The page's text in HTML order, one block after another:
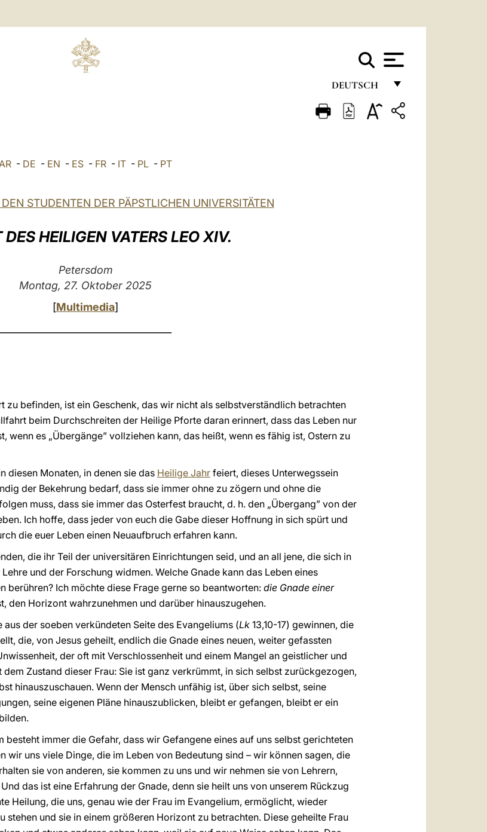
DEUTSCH
FRANÇAIS
- DE - EN - ES - FR - IT - PL - PT
STUDENTEN DER PÄPSTLICHEN UNIVERSITÄTEN
DES HEILIGEN VATERS LEO XIV.
Petersdom
Montag, 27. Oktober 2025
[Multimedia]
zu befinden, ist ein Geschenk, das wir nicht als selbstverständlich betrachten
beim Durchschreiten der Heilige Pforte daran erinnert, dass das Leben nur
wenn es „Übergänge” vollziehen kann, das heißt, wenn es fähig ist, Ostern zu
diesen Monaten, in denen sie das Heilige Jahr feiert, dieses Unterwegssein
der Bekehrung bedarf, dass sie immer ohne zu zögern und ohne die
muss, dass sie immer das Osterfest braucht, d. h. den „Übergang” von der
Ich hoffe, dass jeder von euch die Gabe dieser Hoffnung in sich spürt und
die euer Leben einen Neuaufbruch erfahren kann.
die ihr Teil der universitären Einrichtungen seid, und an all jene, die sich in
und der Forschung widmen. Welche Gnade kann das Leben eines
berühren? Ich möchte diese Frage gerne so beantworten:die Gnade einer
den Horizont wahrzunehmen und darüber hinauszugehen.
der soeben verkündeten Seite des Evangeliums (Lk 13,10-17) gewinnen, die
die, von Jesus geheilt, endlich die Gnade eines neuen, weiter gefassten
der oft mit Verschlossenheit und einem Mangel an geistlicher und
Zustand dieser Frau: Sie ist ganz verkrümmt, in sich selbst zurückgezogen,
hinauszuschauen. Wenn der Mensch unfähig ist, über sich selbst, seine
seine eigenen Pläne hinauszublicken, bleibt er gefangen, bleibt er ein
immer die Gefahr, dass wir Gefangene eines auf uns selbst gerichteten
uns viele Dinge, die im Leben von Bedeutung sind – wir können sagen, die
sie von anderen, sie kommen zu uns und wir nehmen sie von Lehrern,
das ist eine Erfahrung der Gnade, denn sie heilt uns von unserem Rückzug
Heilung, die uns, genau wie der Frau im Evangelium, ermöglicht, wieder
stehen und sie in einem größeren Horizont zu betrachten. Diese geheilte Frau